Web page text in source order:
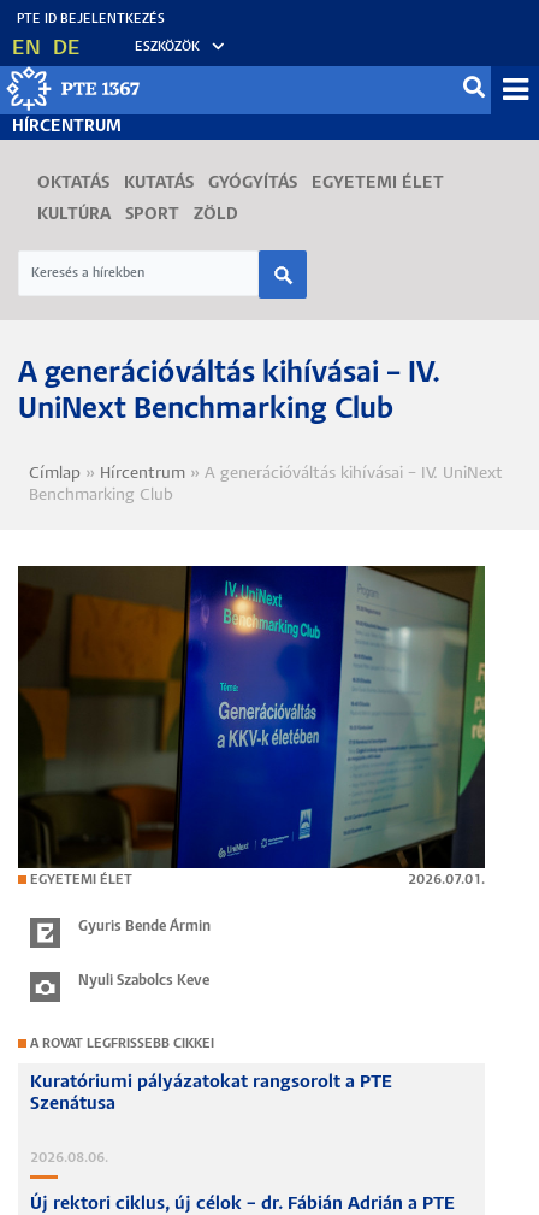
Ugrás
tartalomra
EN DE ESZKÖZÖK
HÍRCENTRUM
OKTATÁS KUTATÁS GYÓGYÍTÁS
EGYETEMI ÉLET
KULTÚRA
SPORT ZÖLD
A generációváltás kihívásai – IV.
UniNext Benchmarking Club
Morzsa
Címlap Hírcentrum
A generációváltás kihívásai – IV. UniNext
Benchmarking Club
EGYETEMI ÉLET 2026.07.01.
Gyuris Bende Ármin
Nyuli Szabolcs Keve
A ROVAT LEGFRISSEBB CIKKEI
Kuratóriumi pályázatokat rangsorolt a PTE
Szenátusa
2026.08.06.
Új rektori ciklus, új célok – dr. Fábián Adrián a PTE